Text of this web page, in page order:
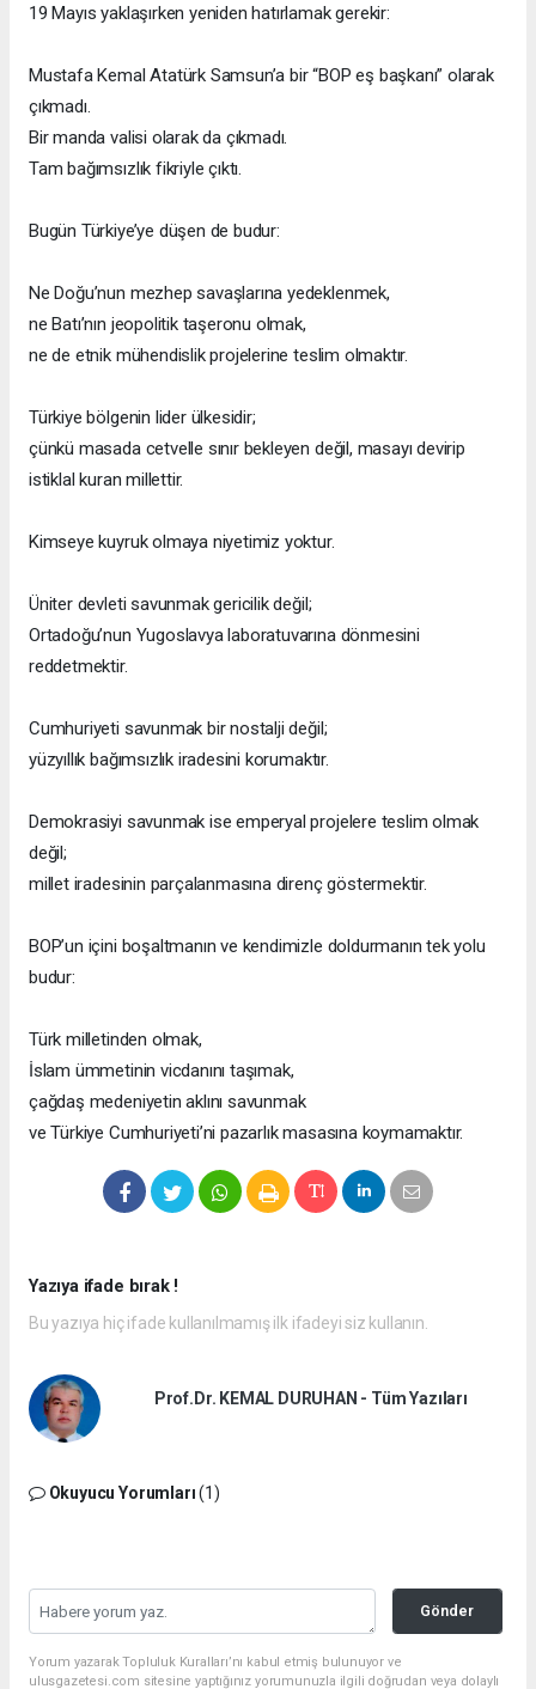
19 Mayıs yaklaşırken yeniden hatırlamak gerekir:
Mustafa Kemal Atatürk Samsun’a bir “BOP eş başkanı” olarak
çıkmadı.
Bir manda valisi olarak da çıkmadı.
Tam bağımsızlık fikriyle çıktı.
Bugün Türkiye’ye düşen de budur:
Ne Doğu’nun mezhep savaşlarına yedeklenmek,
ne Batı’nın jeopolitik taşeronu olmak,
ne de etnik mühendislik projelerine teslim olmaktır.
Türkiye bölgenin lider ülkesidir;
çünkü masada cetvelle sınır bekleyen değil, masayı devirip
istiklal kuran millettir.
Kimseye kuyruk olmaya niyetimiz yoktur.
Üniter devleti savunmak gericilik değil;
Ortadoğu’nun Yugoslavya laboratuvarına dönmesini
reddetmektir.
Cumhuriyeti savunmak bir nostalji değil;
yüzyıllık bağımsızlık iradesini korumaktır.
Demokrasiyi savunmak ise emperyal projelere teslim olmak
değil;
millet iradesinin parçalanmasına direnç göstermektir.
BOP’un içini boşaltmanın ve kendimizle doldurmanın tek yolu
budur:
Türk milletinden olmak,
İslam ümmetinin vicdanını taşımak,
çağdaş medeniyetin aklını savunmak
ve Türkiye Cumhuriyeti’ni pazarlık masasına koymamaktır.
Yazıya ifade bırak !
Bu yazıya hiç ifade kullanılmamış ilk ifadeyi siz kullanın.
Prof.Dr. KEMAL DURUHAN - Tüm Yazıları
Okuyucu Yorumları(1)
Gönder
Yorum yazarak Topluluk Kuralları’nı kabul etmiş bulunuyor ve
ulusgazetesi.com sitesine yaptığınız yorumunuzla ilgili doğrudan veya dolaylı